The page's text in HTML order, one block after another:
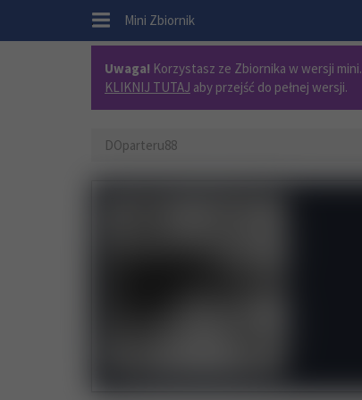
. Mini Zbiornik
Uwaga! Korzystasz ze Zbiornika w wersji mini.
KLIKNIJ TUTAJ aby przejść do pełnej wersji.
DOparteru88